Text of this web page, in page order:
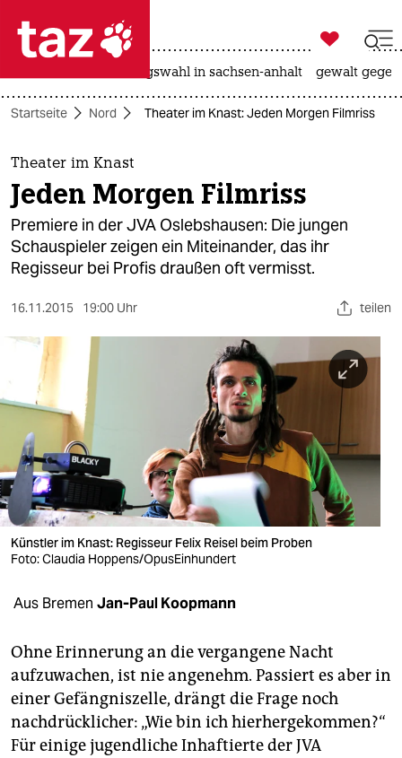
 taz zahl ich
taz zahl ich
themen
politik
öko
gesellschaft
sport
berlin
nord
wahrheit
verlag
verlag
veranstaltungen
fragen & hilfe
unterstützen
abo

taz zahl ich
landtagswahl in sachsen-anhalt gewalt
Startseite Nord Theater im Knast: Jeden Morgen Filmriss
Theater im Knast
Jeden Morgen Filmriss
Premiere in der JVA Oslebshausen: Die jungen
Schauspieler zeigen ein Miteinander, das ihr
Regisseur bei Profis draußen oft vermisst.
16.11.2015 19:00 Uhr teilen
Künstler im Knast: Regisseur Felix Reisel beim Proben
Foto: Claudia Hoppens/OpusEinhundert
Aus Bremen Jan-Paul Koopmann
Ohne Erinnerung an die vergangene Nacht
aufzuwachen, ist nie angenehm. Passiert es aber in
einer Gefängniszelle, drängt die Frage noch
nachdrücklicher: „Wie bin ich hierhergekommen?“
Für einige jugendliche Inhaftierte der JVA